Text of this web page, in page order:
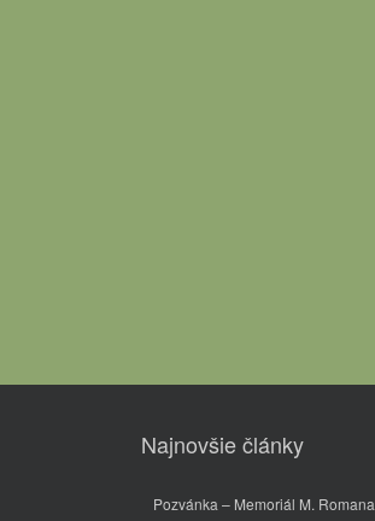
Najnovšie články
Pozvánka – Memoriál M. Romana